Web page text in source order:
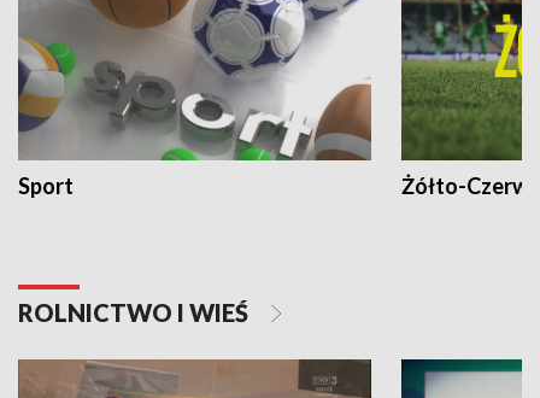
Sport Żółto-
ROLNICTWO I WIEŚ